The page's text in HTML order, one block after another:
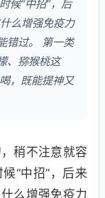
候“中招”，后
么增强免疫力
错过。 第一类
、猕猴桃这
，既能提神又
稍不注意就容
“中招”，后来
么增强免疫力